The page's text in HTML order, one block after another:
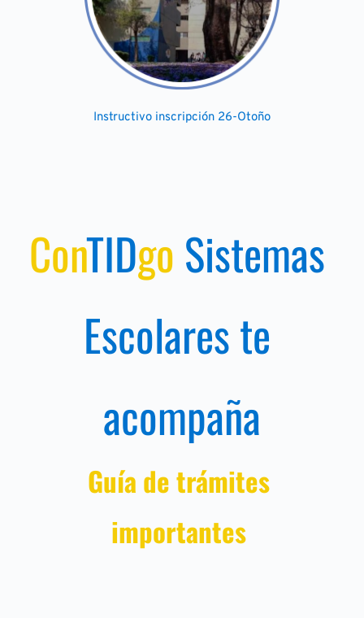
Instructivo inscripción 26-Otoño
ConTIDgo Sistemas
Escolares te
acompaña
Guía de trámites
importantes